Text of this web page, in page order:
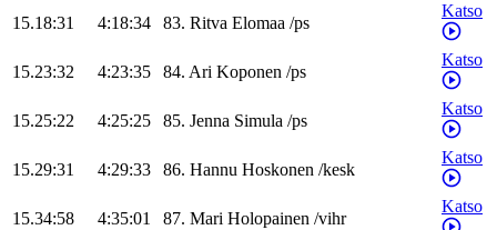
15.18:31 4:18:34 83. Ritva Elomaa /ps
Katso
15.23:32 4:23:35 84. Ari Koponen /ps
Katso
15.25:22 4:25:25 85. Jenna Simula /ps
Katso
15.29:31 4:29:33 86. Hannu Hoskonen /kesk
Katso
15.34:58 4:35:01 87. Mari Holopainen /vihr
Katso